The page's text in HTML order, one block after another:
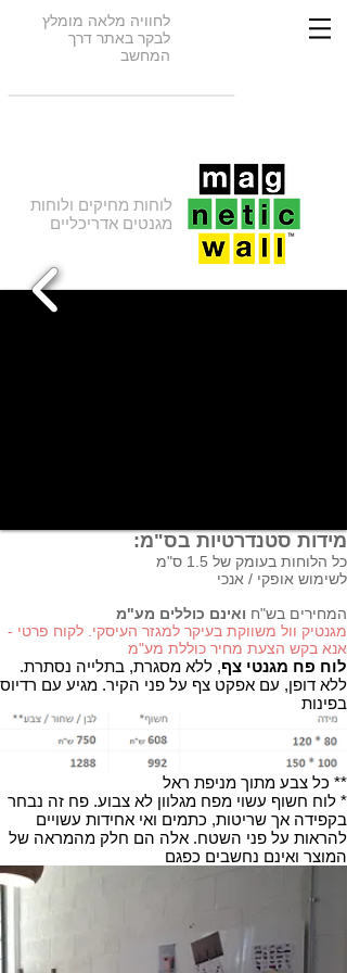
לחוויה מלאה מומלץ
לבקר באתר דרך
המחשב
לוחות מחיקים ולוחות
מגנטים אדריכליים
מידות סטנדרטיות בס"מ:
כל הלוחות בעומק של 1.5 ס"מ
לשימוש אופקי / אנכי
המחירים בש"ח ואינם כוללים מע"מ
מגנטיק וול משווקת בעיקר למגזר העיסקי. לקוח פרטי -
אנא בקש הצעת מחיר כוללת מע"מ
לוח פח מגנטי צף, ללא מסגרת, בתלייה נסתרת.
ללא דופן, עם אפקט צף על פני הקיר. מגיע עם רדיוס
בפינות
** כל צבע מתוך מניפת ראל
* לוח חשוף עשוי מפח מגלוון לא צבוע. פח זה נבחר
בקפידה אך שריטות, כתמים ואי אחידות עשויים
להראות על פני השטח. אלה הם חלק מהמראה של
המוצר ואינם נחשבים כפגם